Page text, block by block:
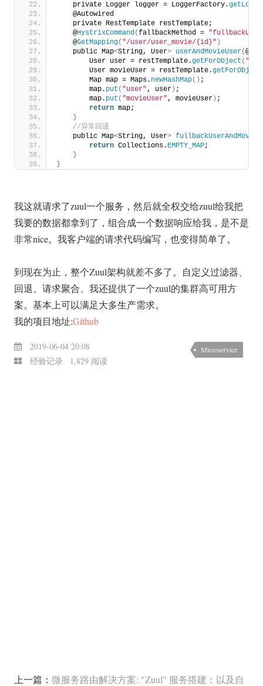
    private Logger logger = LoggerFactory.
    @Autowired
    private RestTemplate restTemplate;
    @
HystrixCommand(fallbackMethod =
    @
GetMapping( "/user/user_movie/{id}" )
    public Map
<String, User> userAndMovieUser(
        User user = restTemplate.
getForObject (
        User movieUser = restTemplate.
getForObject
        Map map = Maps.
newHashMap() ;
        map.
put ( "user", user ) ;
        map.
put ( "movieUser", movieUser ) ;
return map;
}
//异常回退
    public Map
<String, User>
return Collections. EMPTY_MAP;
}
}
我这就请求了zuul一个服务，然后就全权交给zuul给我把
我要的数据都拿到了，组合成一个数据响应给我，是不是
非常nice。我客户端的请求代码编写，也变得简单了。
到现在为止，整个Zuul架构就差不多了。自定义过滤器、
回退、请求聚合、我还提供了一个zuul的集群高可用方
案。基本上可以满足大多生产需求。
我的项目地址:Github
2019-06-04 20:08
经验记录
1,829 阅读
Microservice
上一篇： 微服务路由解决方案: "Zuul" 服务搭建；以及自